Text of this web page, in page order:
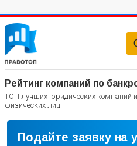
Рейтинг компаний по
ТОП лучших юридических компаний
физических лиц
Подайте заявку на